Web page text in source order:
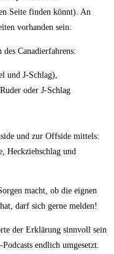
Seite finden könnt). An
vorhanden sein:
Canadierfahrens:
und J-Schlag),
oder J-Schlag
und zur Offside mittels:
Heckziehschlag und
macht, ob die eignen
darf sich gerne melden!
der Erklärung sinnvoll sein
endlich umgesetzt.